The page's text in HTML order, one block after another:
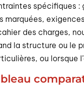
spécifiques :
marquées,
des charges,
la structure ou le
ou lorsque